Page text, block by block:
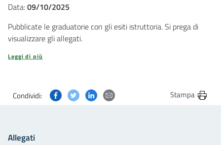
Data:09/10/2025
Pubblicate le graduatorie con gli esiti istruttoria. Si prega di
visualizzare gli allegati.
Leggi di più
Condividi: Condividi questa pagina su Facebook
Condividi questa pagina su Twitter
Condividi questa pagina su Linkedin
Condividi questa pagina via
Stampa
Allegati